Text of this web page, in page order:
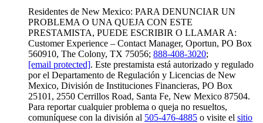
Residentes de New Mexico: PARA DENUNCIAR UN
PROBLEMA O UNA QUEJA CON ESTE
PRESTAMISTA, PUEDE ESCRIBIR O LLAMAR A:
Customer Experience – Contact Manager, Oportun, PO Box
560910, The Colony, TX 75056; 888-408-3020;
[email protected]. Este prestamista está autorizado y regulado
por el Departamento de Regulación y Licencias de New
Mexico, División de Instituciones Financieras, PO Box
25101, 2550 Cerrillos Road, Santa Fe, New Mexico 87504.
Para reportar cualquier problema o queja no resueltos,
comuníquese con la división al 505-476-4885 o visite el sitio